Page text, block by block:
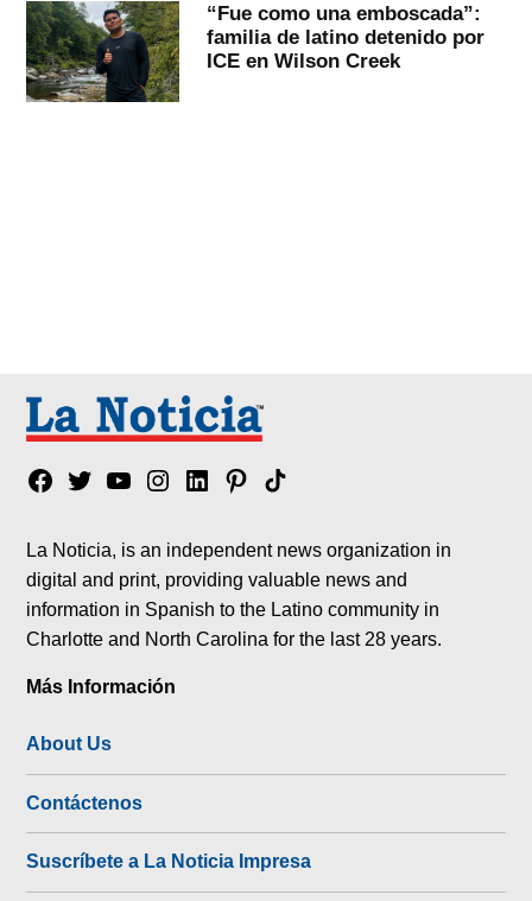
“Fue como una emboscada”:
familia de latino detenido por
ICE en Wilson Creek
Facebook
TwitterYouTubeInstagram
LinkedinPinterest
Tik
La Noticia, is an independent news organization in
digital and print, providing valuable news and
information in Spanish to the Latino community in
Charlotte and North Carolina for the last 28 years.
Más Información
About Us
Contáctenos
Suscríbete a La Noticia Impresa